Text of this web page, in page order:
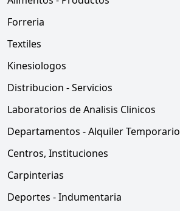
Forreria
Textiles
Kinesiologos
Distribucion - Servicios
Laboratorios de Analisis Clinicos
Departamentos - Alquiler Temporario
Centros, Instituciones
Carpinterias
Deportes - Indumentaria